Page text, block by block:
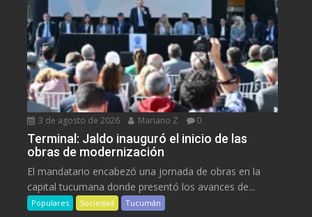
3 de agosto de 2026 Mariano Z 0
Terminal: Jaldo inauguró el inicio de las
obras de modernización
El mandatario encabezó una jornada de obras en la
capital tucumana donde presentó los avances de...
Populares Sociedad Tucumán